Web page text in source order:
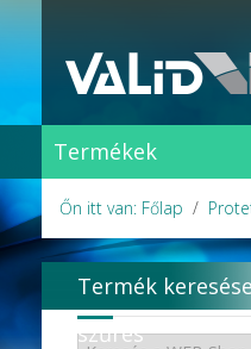
Termékek
Őn itt van: Főlap
Termék
szűrés